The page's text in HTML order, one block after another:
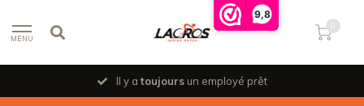
9,8
MENU
0
Il y atoujoursun employé prêt